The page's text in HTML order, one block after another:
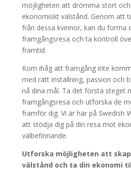
möjligheten att drömma stort
ekonomiskt välstånd. Genom att
från dessa kvinnor, kan du forma
framgångsresa och ta kontroll
framtid.
Kom ihåg att framgång inte
med rätt inställning, passion och
nå dina mål. Ta det första steget
framgångsresa och utforska de
framför dig. Vi är här på Swedish
att stödja dig på din resa mot
välbefinnande.
Utforska möjligheten att
välstånd och ta din ekonomi